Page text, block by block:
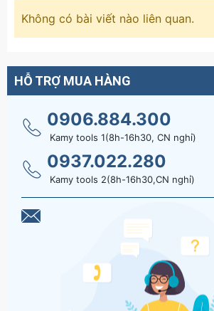
Không có bài viết nào liên quan.
HỖ TRỢ MUA HÀNG
0906.884.300
Kamy tools 1(8h-16h30, CN nghỉ)
0937.022.280
Kamy tools 2(8h-16h30,CN nghỉ)